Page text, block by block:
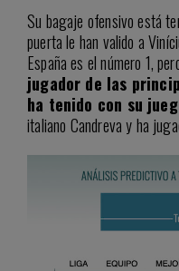
Su bagaje ofensivo está
puerta le han valido a
España es el número 1,
jugador de las
ha tenido con su
italiano Candreva y ha